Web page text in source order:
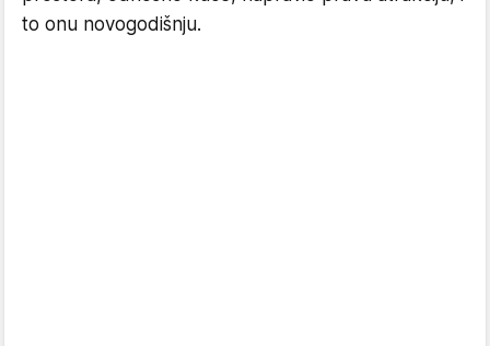
to onu novogodišnju.